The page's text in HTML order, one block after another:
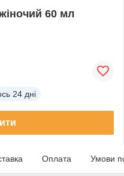
60 мл
24 дні
Оплата Умови